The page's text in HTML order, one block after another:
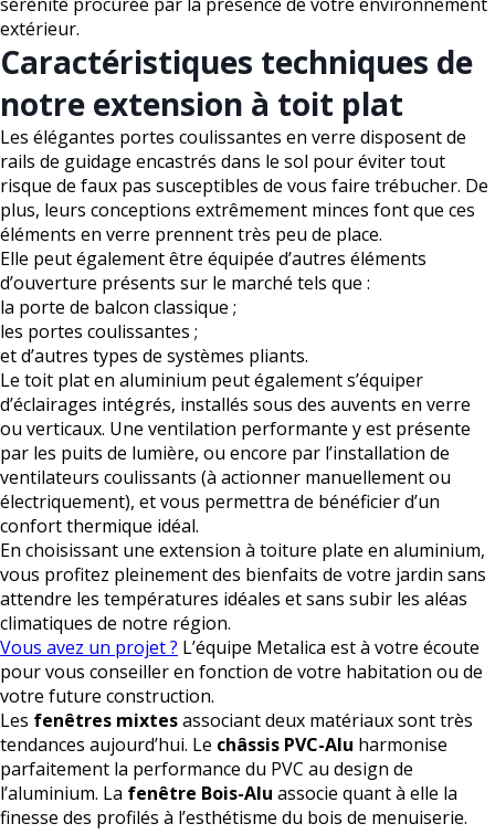
extérieur.
Caractéristiques techniques de
notre extension à toit plat
Les élégantes portes coulissantes en verre disposent de
rails de guidage encastrés dans le sol pour éviter tout
risque de faux pas susceptibles de vous faire trébucher. De
plus, leurs conceptions extrêmement minces font que ces
éléments en verre prennent très peu de place.
Elle peut également être équipée d’autres éléments
d’ouverture présents sur le marché tels que :
la porte de balcon classique ;
les portes coulissantes ;
et d’autres types de systèmes pliants.
Le toit plat en aluminium peut également s’équiper
d’éclairages intégrés, installés sous des auvents en verre
ou verticaux. Une ventilation performante y est présente
par les puits de lumière, ou encore par l’installation de
ventilateurs coulissants (à actionner manuellement ou
électriquement), et vous permettra de bénéficier d’un
confort thermique idéal.
En choisissant une extension à toiture plate en aluminium,
vous profitez pleinement des bienfaits de votre jardin sans
attendre les températures idéales et sans subir les aléas
climatiques de notre région.
Vous avez un projet ? L’équipe Metalica est à votre écoute
pour vous conseiller en fonction de votre habitation ou de
votre future construction.
Les fenêtres mixtesassociant deux matériaux sont très
tendances aujourd’hui. Le châssis PVC-Alu harmonise
parfaitement la performance du PVC au design de
l’aluminium. La fenêtre Bois-Alu associe quant à elle la
finesse des profilés à l’esthétisme du bois de menuiserie.